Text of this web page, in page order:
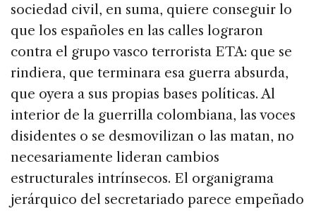
sociedad civil, en suma, quiere conseguir lo
que los españoles en las calles lograron
contra el grupo vasco terrorista ETA: que se
rindiera, que terminara esa guerra absurda,
que oyera a sus propias bases políticas. Al
interior de la guerrilla colombiana, las voces
disidentes o se desmovilizan o las matan, no
necesariamente lideran cambios
estructurales intrínsecos. El organigrama
jerárquico del secretariado parece empeñado